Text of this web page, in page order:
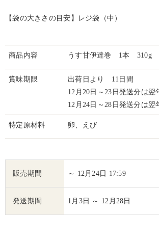
【袋の大きさの目安】レジ袋（中）
商品内容 うす甘伊達巻 1本 310g
賞味期限
出荷日より 11日間
12月20日～23日発送分は翌
12月24日～28日発送分は翌
特定原材料 卵、えび
販売期間 ～ 12月24日 17:59
発送期間 1月3日 ～ 12月28日